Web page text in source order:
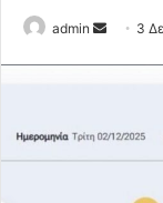
admin
Send 3